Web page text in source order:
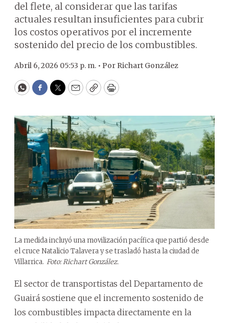
del flete, al considerar que las tarifas
actuales resultan insuficientes para cubrir
los costos operativos por el incremente
sostenido del precio de los combustibles.
Abril 6, 2026 05:53 p. m. • Por Richart González
WhatsApp
Facebook
Twitter
EmailCopyPrint
La medida incluyó una movilización pacífica que partió desde
el cruce Natalicio Talavera y se trasladó hasta la ciudad de
Villarrica. Foto: Richart González.
El sector de transportistas del Departamento de
Guairá sostiene que el incremento sostenido de
los combustibles impacta directamente en la